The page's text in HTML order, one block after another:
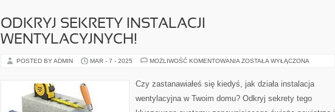
ODKRYJ SEKRETY INSTALACJI
WENTYLACYJNYCH!
POSTED BY ADMIN MAR - 7 - 2025 MOŻLIWOŚĆ KOMENTOWANIA ODKRYJ
WENTYLACYJNYCH!
ZOSTAŁA WYŁĄCZONA
Czy zastanawiałeś się kiedyś, jak działa instalacja
wentylacyjna w Twoim domu? Odkryj sekrety tego